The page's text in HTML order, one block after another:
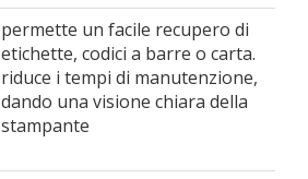
permette un facile recupero di
etichette, codici a barre o carta.
riduce i tempi di manutenzione,
dando una visione chiara della
stampante